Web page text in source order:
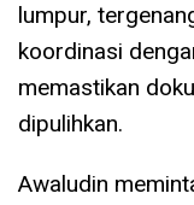
lumpur,
koordinasi
memastikan
dipulihkan.
Awaludin